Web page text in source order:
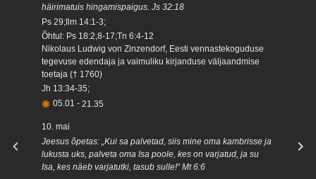
häirimatuis hingamispaigus. Js 32:18
Ps 29;Ilm 14:1-3;
Õhtul: Ps 18:2,8-17;Tn 6:4-12
Nikolaus Ludwig von Zinzendorf, Eesti vennastekoguduse
tegevuse edendaja ja vaimuliku kirjanduse väljaandmise
toetaja († 1760)
Jh 13:34-35;
05.01 - 21.35
10. mai
Jeesus õpetas: „Kui sa palvetad, siis mine oma kambrisse ja
lukusta uks, palveta oma Isa poole, kes on varjatud, ja su
Isa, kes näeb varjatutki, tasub sulle!“ Mt 6:6